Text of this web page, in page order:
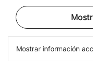
Mostrar información